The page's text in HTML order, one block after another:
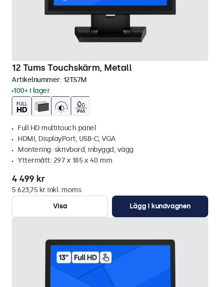
12 Tums Touchskärm, Metall
Artikelnummer: 12TS7M
100+ i lager
Full HD multitouch panel
HDMI, DisplayPort, USB-C, VGA
Montering: skrivbord, inbyggd, vägg
Yttermått: 297 x 185 x 40 mm
4 499 kr
5 623,75 kr inkl. moms
Visa
Lägg i kundvagnen